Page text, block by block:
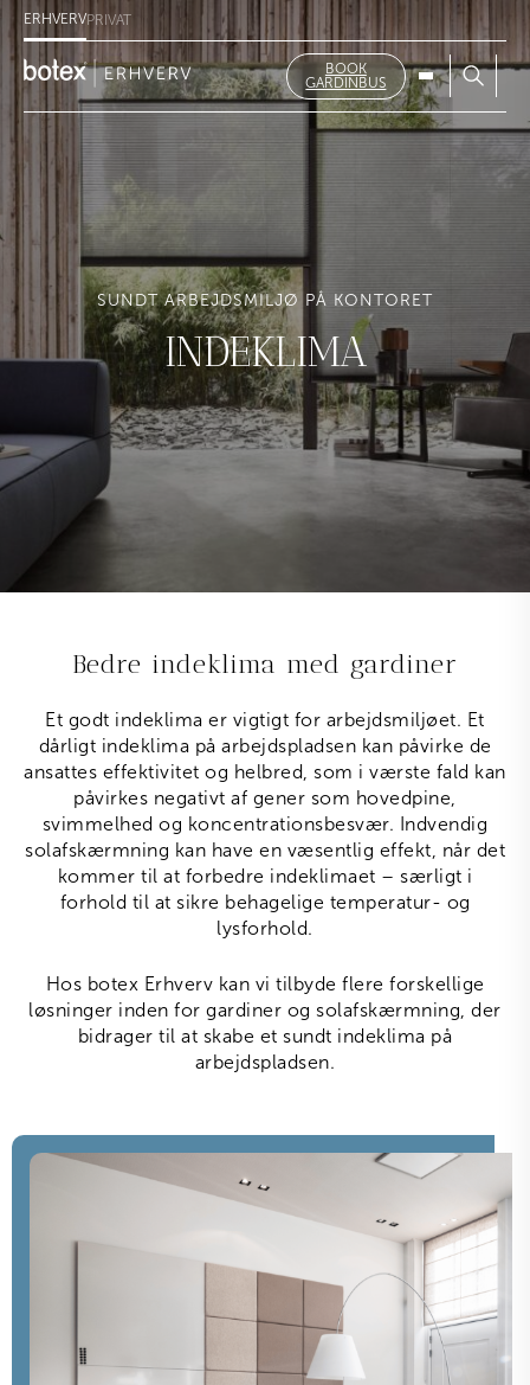
ERHVERVPRIVAT
BOOK
GARDINBUS
SUNDT ARBEJDSMILJØ PÅ KONTORET
INDEKLIMA
Bedre indeklima med gardiner
Et godt indeklima er vigtigt for arbejdsmiljøet. Et
dårligt indeklima på arbejdspladsen kan påvirke de
ansattes effektivitet og helbred, som i værste fald kan
påvirkes negativt af gener som hovedpine,
svimmelhed og koncentrationsbesvær. Indvendig
solafskærmning kan have en væsentlig effekt, når det
kommer til at forbedre indeklimaet – særligt i
forhold til at sikre behagelige temperatur- og
lysforhold.
Hos botex Erhverv kan vi tilbyde flere forskellige
løsninger inden for gardiner og solafskærmning, der
bidrager til at skabe et sundt indeklima på
arbejdspladsen.